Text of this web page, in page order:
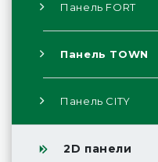
Панель FORT
Панель TOWN
Панель CITY
2D панели